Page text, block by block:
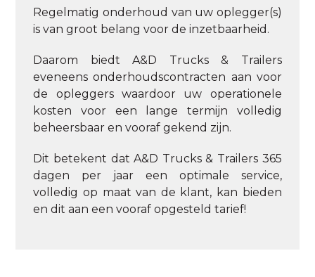
Regelmatig onderhoud van uw oplegger(s)
is van groot belang voor de inzetbaarheid.
Daarom biedt A&D Trucks & Trailers
eveneens onderhoudscontracten aan voor
de opleggers waardoor uw operationele
kosten voor een lange termijn volledig
beheersbaar en vooraf gekend zijn.
Dit betekent dat A&D Trucks & Trailers 365
dagen per jaar een optimale service,
volledig op maat van de klant, kan bieden
en dit aan een vooraf opgesteld tarief!